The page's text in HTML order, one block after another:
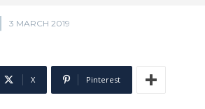
3 MARCH 2019
X Pinterest